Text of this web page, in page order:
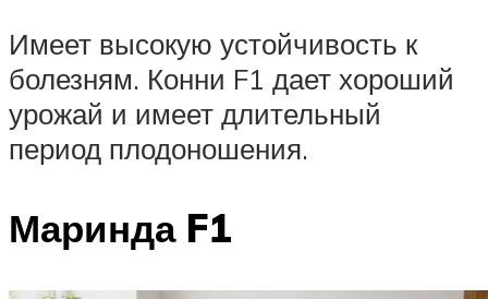
Имеет высокую устойчивость к
болезням. Конни F1 дает хороший
урожай и имеет длительный
период плодоношения.
Маринда F1